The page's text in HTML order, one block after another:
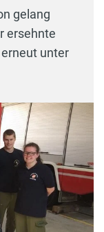
gelang
ersehnte
unter